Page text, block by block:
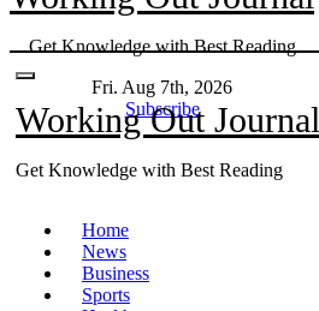
Skip
to
content
Get Knowledge with Best Reading
Fri. Aug 7th, 2026
Subscribe
Working Out Journal
Get Knowledge with Best Reading
Home
News
Business
Sports